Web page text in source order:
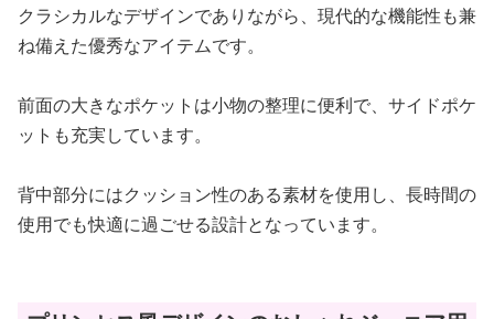
クラシカルなデザインでありながら、現代的な機能性も兼
ね備えた優秀なアイテムです。
前面の大きなポケットは小物の整理に便利で、サイドポケ
ットも充実しています。
背中部分にはクッション性のある素材を使用し、長時間の
使用でも快適に過ごせる設計となっています。